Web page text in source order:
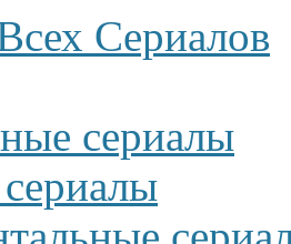
Сериалов
сериалы